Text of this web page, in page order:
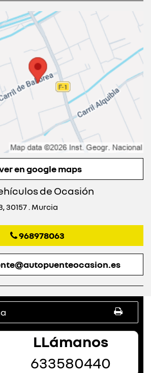
en google maps
de Ocasión
30157 . Murcia
968978063
LLámanos
633580440